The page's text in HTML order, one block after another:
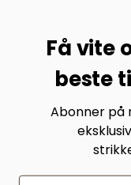
Bli medlem av
møt både
andre Bystrikkere
inspirasjon.
Bli medlem her.
Få vite
beste
Abonner på